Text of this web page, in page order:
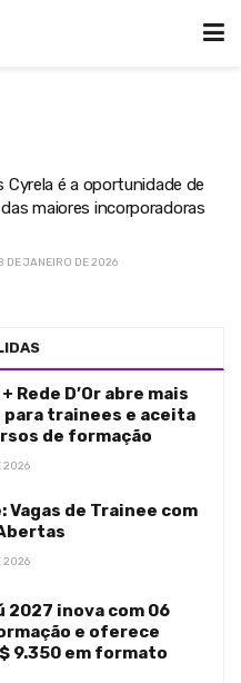
Cyrela é a oportunidade de
maiores incorporadoras
DE JANEIRO DE 2026
Rede D’Or abre mais
para trainees e aceita
de formação
2026
Vagas de Trainee com
2026
2027 inova com 06
e oferece
9.350 em formato